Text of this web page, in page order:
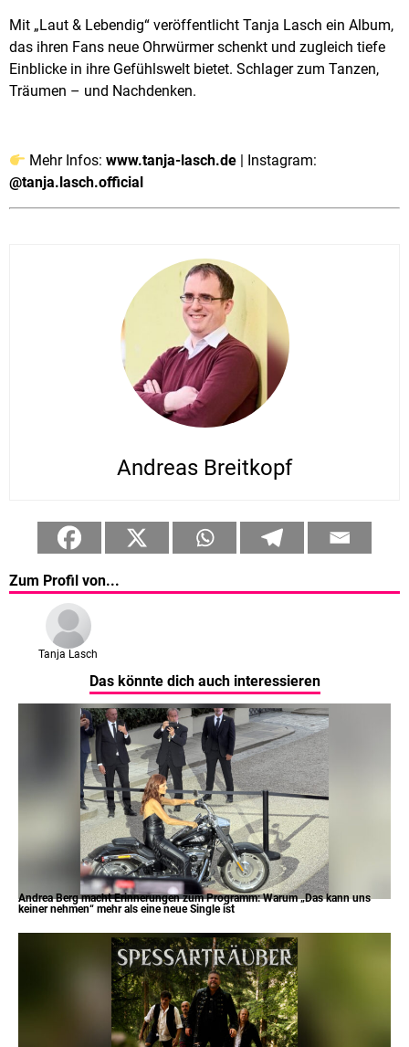
Mit „Laut & Lebendig“ veröffentlicht Tanja Lasch ein Album,
das ihren Fans neue Ohrwürmer schenkt und zugleich tiefe
Einblicke in ihre Gefühlswelt bietet. Schlager zum Tanzen,
Träumen – und Nachdenken.
Mehr Infos:www.tanja-lasch.de | Instagram:
@tanja.lasch.official
Andreas Breitkopf
Zum Profil von...
Tanja Lasch
Das könnte dich auch interessieren
Andrea Berg macht Erinnerungen zum Programm: Warum „Das kann uns
keiner nehmen“ mehr als eine neue Single ist